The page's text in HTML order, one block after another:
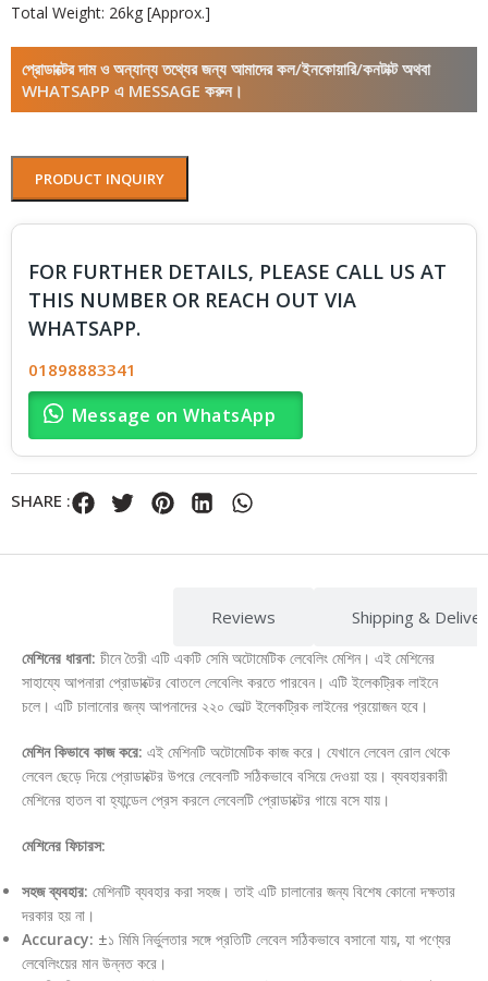
Total Weight: 26kg [Approx.]
প্রোডাক্টের দাম ও অন্যান্য তথ্যের জন্য আমাদের কল/ইনকোয়ারি/কনটাক্ট অথবা
WHATSAPP এ MESSAGE করুন।
PRODUCT INQUIRY
FOR FURTHER DETAILS, PLEASE CALL US AT
THIS NUMBER OR REACH OUT VIA
WHATSAPP.
01898883341
Message on WhatsApp
SHARE :
Reviews Shipping &
মেশিনের ধারনা: চীনে তৈরী এটি একটি সেমি অটোমেটিক লেবেলিং মেশিন। এই মেশিনের
সাহায্যে আপনারা প্রোডাক্টের বোতলে লেবেলিং করতে পারবেন। এটি ইলেকট্রিক লাইনে
চলে। এটি চালানোর জন্য আপনাদের ২২০ ভোল্ট ইলেকট্রিক লাইনের প্রয়োজন হবে।
মেশিন কিভাবে কাজ করে: এই মেশিনটি অটোমেটিক কাজ করে। যেখানে লেবেল রোল থেকে
লেবেল ছেড়ে দিয়ে প্রোডাক্টের উপরে লেবেলটি সঠিকভাবে বসিয়ে দেওয়া হয়। ব্যবহারকারী
মেশিনের হাতল বা হ্যান্ডেল প্রেস করলে লেবেলটি প্রোডাক্টের গায়ে বসে যায়।
মেশিনের ফিচারস:
সহজ ব্যবহার: মেশিনটি ব্যবহার করা সহজ। তাই এটি চালানোর জন্য বিশেষ কোনো দক্ষতার
দরকার হয় না।
Accuracy: ±১ মিমি নির্ভুলতার সঙ্গে প্রতিটি লেবেল সঠিকভাবে বসানো যায়, যা পণ্যের
লেবেলিংয়ের মান উন্নত করে।